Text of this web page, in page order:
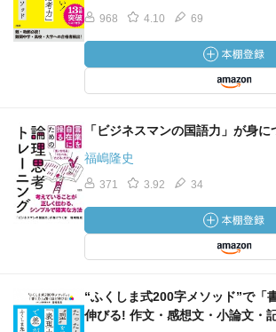
968 4.10 69
「ビジネスマンの国語力」が身に
福嶋隆史
371 3.92 34
“ふくしま式200字メソッド”で「
伸びる! 作文・感想文・小論文・